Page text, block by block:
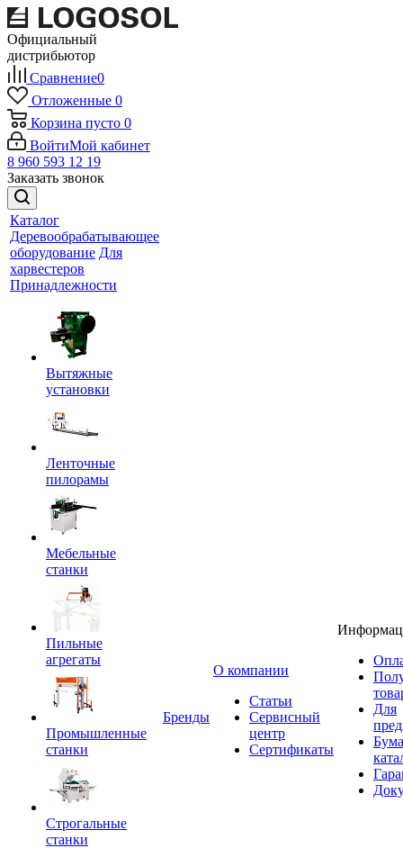
Официальный
дистрибьютор
Сравнение0
Отложенные 0
Корзина пусто 0
ВойтиМой кабинет
8 960 593 12 19
Заказать звонок
Каталог
Деревообрабатывающее
оборудование Для
харвестеров
Принадлежности
Вытяжные
установки
Ленточные
пилорамы
Мебельные
станки
Пильные
агрегаты
Промышленные
станки
Строгальные
станки
Бренды
O компании
Статьи
Сервисный
центр
Сертификаты
Для